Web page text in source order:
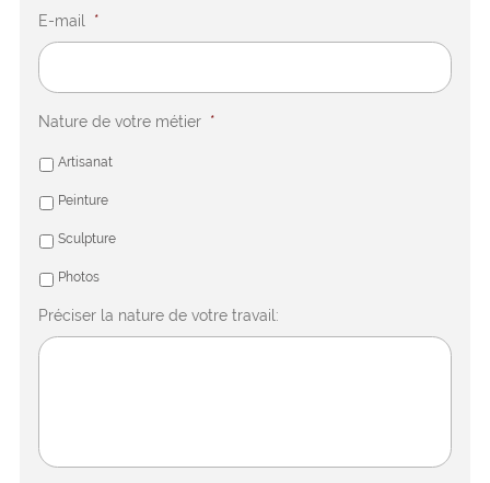
E-mail *
Nature de votre métier *
Artisanat
Peinture
Sculpture
Photos
Préciser la nature de votre travail: